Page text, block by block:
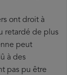
ont droit à
retardé de plus
peut
à des
pas pu être